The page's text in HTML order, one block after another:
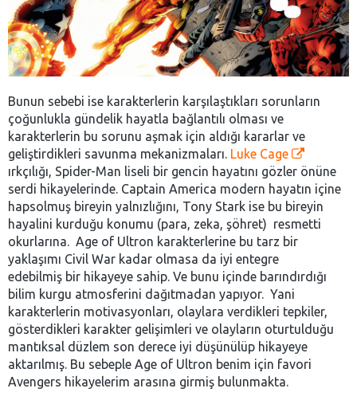
Bunun sebebi ise karakterlerin karşılaştıkları sorunların
çoğunlukla gündelik hayatla bağlantılı olması ve
karakterlerin bu sorunu aşmak için aldığı kararlar ve
geliştirdikleri savunma mekanizmaları. Luke Cage
ırkçılığı, Spider-Man liseli bir gencin hayatını gözler önüne
serdi hikayelerinde. Captain America modern hayatın içine
hapsolmuş bireyin yalnızlığını, Tony Stark ise bu bireyin
hayalini kurduğu konumu (para, zeka, şöhret) resmetti
okurlarına. Age of Ultron karakterlerine bu tarz bir
yaklaşımı Civil War kadar olmasa da iyi entegre
edebilmiş bir hikayeye sahip. Ve bunu içinde barındırdığı
bilim kurgu atmosferini dağıtmadan yapıyor. Yani
karakterlerin motivasyonları, olaylara verdikleri tepkiler,
gösterdikleri karakter gelişimleri ve olayların oturtulduğu
mantıksal düzlem son derece iyi düşünülüp hikayeye
aktarılmış. Bu sebeple Age of Ultron benim için favori
Avengers hikayelerim arasına girmiş bulunmakta.